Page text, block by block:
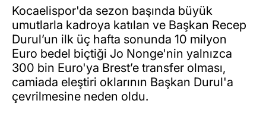
Kocaelispor'da sezon başında büyük
umutlarla kadroya katılan ve Başkan Recep
Durul’un ilk üç hafta sonunda 10 milyon
Euro bedel biçtiği Jo Nonge'nin yalnızca
300 bin Euro'ya Brest’e transfer olması,
camiada eleştiri oklarının Başkan Durul'a
çevrilmesine neden oldu.